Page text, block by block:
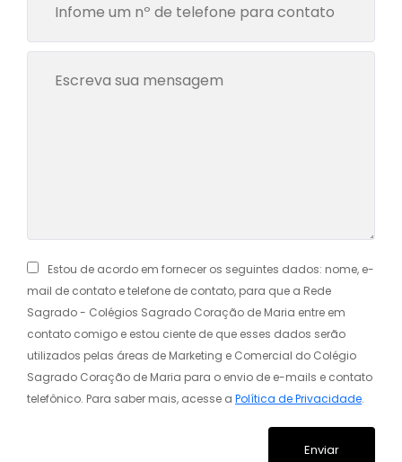
Estou de acordo em fornecer os seguintes dados: nome, e-
mail de contato e telefone de contato, para que a Rede
Sagrado - Colégios Sagrado Coração de Maria entre em
contato comigo e estou ciente de que esses dados serão
utilizados pelas áreas de Marketing e Comercial do Colégio
Sagrado Coração de Maria para o envio de e-mails e contato
telefônico. Para saber mais, acesse a Política de Privacidade.